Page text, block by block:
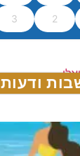
2
3
ודעות